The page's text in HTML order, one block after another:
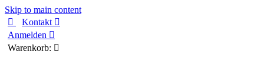
Skip to main content

Kontakt 
Anmelden 
Warenkorb: 